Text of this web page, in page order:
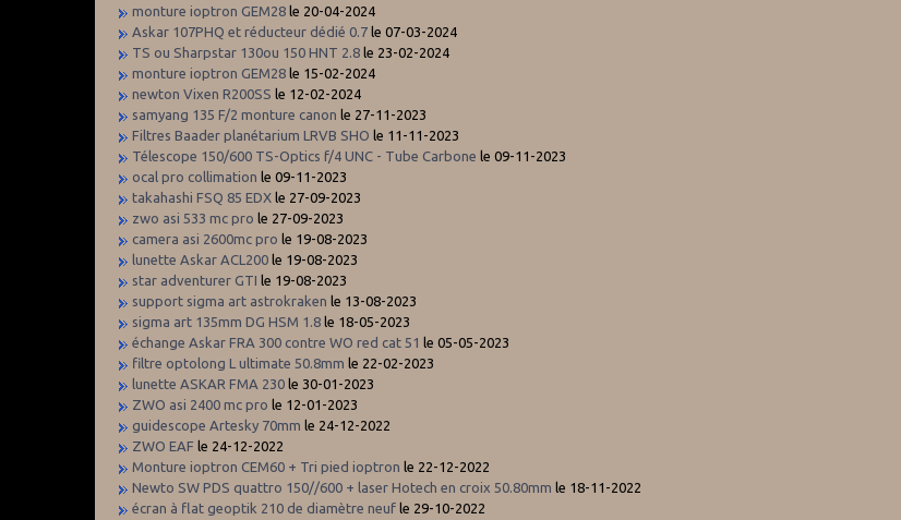
monture ioptron GEM28 le 20-04-2024
Askar 107PHQ et réducteur dédié 0.7 le 07-03-2024
TS ou Sharpstar 130ou 150 HNT 2.8 le 23-02-2024
monture ioptron GEM28 le 15-02-2024
newton Vixen R200SS le 12-02-2024
samyang 135 F/2 monture canon le 27-11-2023
Filtres Baader planétarium LRVB SHO le 11-11-2023
Télescope 150/600 TS-Optics f/4 UNC - Tube Carbone le 09-11-2023
ocal pro collimation le 09-11-2023
takahashi FSQ 85 EDX le 27-09-2023
zwo asi 533 mc pro le 27-09-2023
camera asi 2600mc pro le 19-08-2023
lunette Askar ACL200 le 19-08-2023
star adventurer GTI le 19-08-2023
support sigma art astrokraken le 13-08-2023
sigma art 135mm DG HSM 1.8 le 18-05-2023
échange Askar FRA 300 contre WO red cat 51 le 05-05-2023
filtre optolong L ultimate 50.8mm le 22-02-2023
lunette ASKAR FMA 230 le 30-01-2023
ZWO asi 2400 mc pro le 12-01-2023
guidescope Artesky 70mm le 24-12-2022
ZWO EAF le 24-12-2022
Monture ioptron CEM60 + Tri pied ioptron le 22-12-2022
Newto SW PDS quattro 150//600 + laser Hotech en croix 50.80mm le 18-11-2022
écran à flat geoptik 210 de diamètre neuf le 29-10-2022